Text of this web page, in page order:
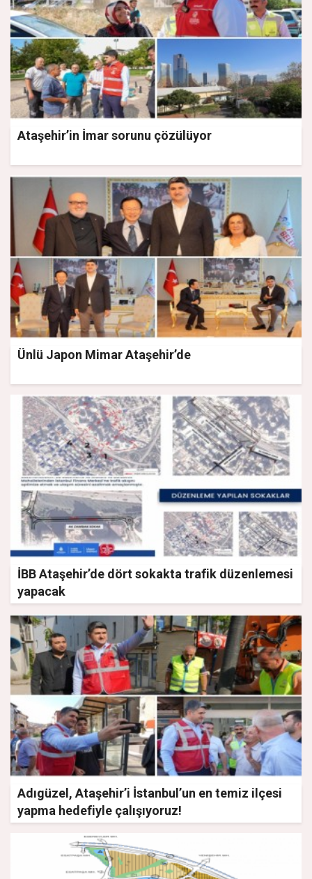
Ataşehir’in İmar sorunu çözülüyor
Ünlü Japon Mimar Ataşehir’de
İBB Ataşehir’de dört sokakta trafik düzenlemesi
yapacak
Adıgüzel, Ataşehir’i İstanbul’un en temiz ilçesi
yapma hedefiyle çalışıyoruz!